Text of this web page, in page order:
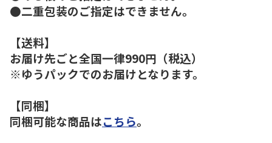
●二重包装のご指定はできません。
【送料】
お届け先ごと全国一律990円（税込）
※ゆうパックでのお届けとなります。
【同梱】
同梱可能な商品はこちら。